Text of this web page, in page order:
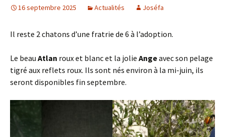
16 septembre 2025 Actualités Joséfa
Il reste 2 chatons d’une fratrie de 6 à l’adoption.
Le beau Atlan roux et blanc et la jolie Angeavec son pelage
tigré aux reflets roux. Ils sont nés environ à la mi-juin, ils
seront disponibles fin septembre.